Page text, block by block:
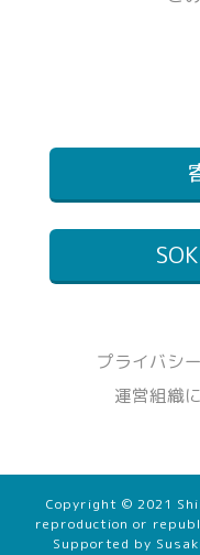
プライバシ
運営組織
Copyright © 2021
reproduction or
Supported by